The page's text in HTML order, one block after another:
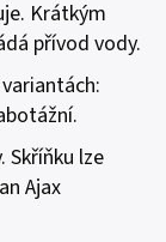
Krátkým
přívod vody.
lze
Ajax